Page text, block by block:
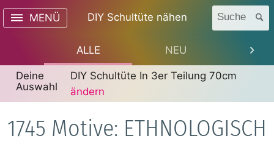
MENÜ DIY Schultüte nähen Suche
ALLE NEU
Deine
Auswahl
DIY Schultüte In 3er Teilung 70cm
ändern
1745 Motive: ETHNOLOGISCH